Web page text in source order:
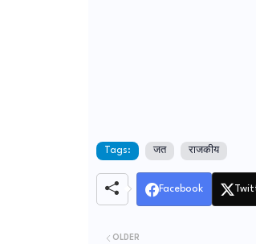
Tags: जत राजकीय
Facebook
OLDER